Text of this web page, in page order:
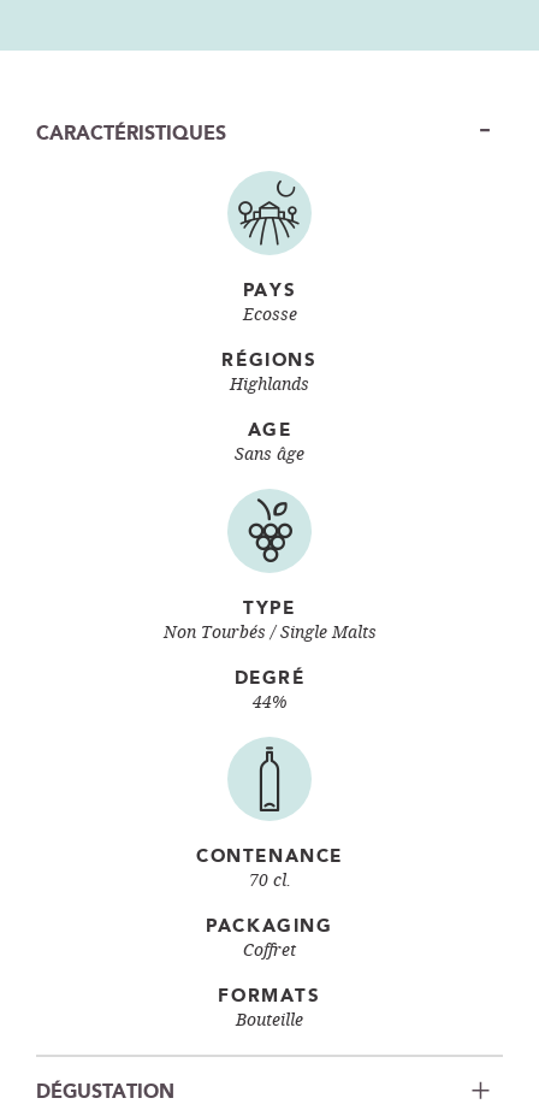
CARACTÉRISTIQUES
PAYS
Ecosse
RÉGIONS
Highlands
AGE
Sans âge
TYPE
Non Tourbés Single Malts
DEGRÉ
44%
CONTENANCE
70 cl.
PACKAGING
Coffret
FORMATS
Bouteille
DÉGUSTATION